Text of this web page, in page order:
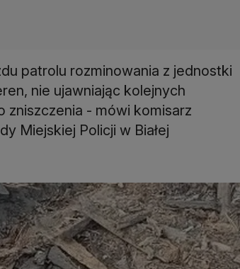
patrolu rozminowania z jednostki
nie ujawniając kolejnych
zniszczenia - mówi komisarz
Miejskiej Policji w Białej